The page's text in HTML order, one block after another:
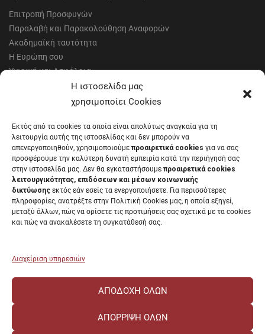
Η ιστοσελίδα μας
χρησιμοποίει Cookies
Εκτός από τα cookies τα οποία είναι απολύτως αναγκαία για τη
λειτουργία αυτής της ιστοσελίδας και δεν μπορούν να
απενεργοποιηθούν, χρησιμοποιούμε προαιρετικά cookies για να σας
προσφέρουμε την καλύτερη δυνατή εμπειρία κατά την περιήγησή σας
στην ιστοσελίδα μας. Δεν θα εγκαταστήσουμε προαιρετικά cookies
λειτουργικότητας, επιδόσεων και μέσων κοινωνικής
δικτύωσης εκτός εάν εσείς τα ενεργοποιήσετε. Για περισσότερες
πληροφορίες, ανατρέξτε στην Πολιτική Cookies μας, η οποία εξηγεί,
μεταξύ άλλων, πώς να ορίσετε τις προτιμήσεις σας σχετικά με τα cookies
και πώς να ανακαλέσετε τη συγκατάθεσή σας.
Διαχείριση υπηρεσιών
ΑΠΟΔΟΧΉ ΌΛΩΝ
ΑΠΌΡΡΙΨΗ ΌΛΩΝ
Επιτροπή Προσφυγών
Παραλαβή και Παρακολούθηση Αναφορών
Ακαδημαϊκή ταυτότητα
Η Ευρώπη σου
Υγιεινή και Ασφάλεια
Έντυπα Οικονομικής Υπηρεσίας
Έντυπα Διοικητικών Υπηρεσιών
Μητρώα αξιολογητών
Δημόσια Διαβούλευση
Συνεδριάσεις Συγκλήτου
Συνεδριάσεις Συμβουλίου Διοίκησης
EUNICoast European University